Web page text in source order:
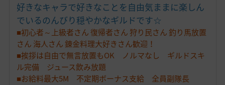
入
好きなキャラで好きなことを自由気ままに楽しん
でいるのんびり穏やかなギルドです☆
■初心者～上級者さん 復帰者さん 狩り民さん 釣り馬放置
さん 海人さん 錬金料理大好きさん歓迎！
■挨拶は自由で無言放置もOK ノルマなし ギルドスキ
ル完備 ジュース飲み放題
■お給料最大5M 不定期ボーナス支給 全員副隊長